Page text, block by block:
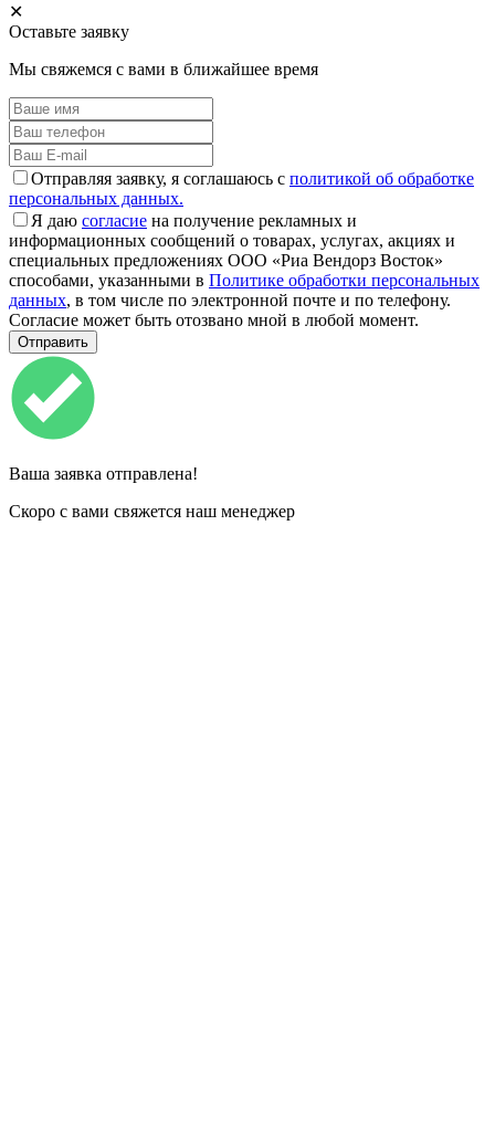
✕
Оставьте заявку
Мы свяжемся с вами в ближайшее время
Отправляя заявку, я соглашаюсь с политикой об обработке
персональных данных.
Я даю согласие на получение рекламных и
информационных сообщений о товарах, услугах, акциях и
специальных предложениях ООО «Риа Вендорз Восток»
способами, указанными в Политике обработки персональных
данных, в том числе по электронной почте и по телефону.
Согласие может быть отозвано мной в любой момент.
Ваша заявка отправлена!
Скоро с вами свяжется наш менеджер